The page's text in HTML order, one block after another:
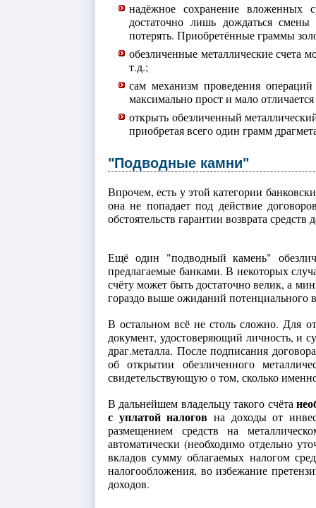
надёжное сохранение вложенных
достаточно лишь дождаться
потерять. Приобретённые граммы
обезличенные металлические счета
т.д.;
сам механизм проведения
максимально прост и мало
открыть обезличенный
приобретая всего один грамм
"Подводные камни"
Впрочем, есть у этой категории
она не попадает под действие
обстоятельств гарантии возврата
Ещё один "подводный камень"
предлагаемые банками. В некоторых
счёту может быть достаточно велик, а
гораздо выше ожиданий потенциального
В остальном всё не столь сложно. Для
документ, удостоверяющий личность, и
драг.металла. После подписания
об открытии обезличенного
свидетельствующую о том, сколько
В дальнейшем владельцу такого счёта
с уплатой налогов на доходы от
размещением средств на
автоматически (необходимо отдельно
вкладов сумму облагаемых налогом
налогообложения, во избежание
доходов.